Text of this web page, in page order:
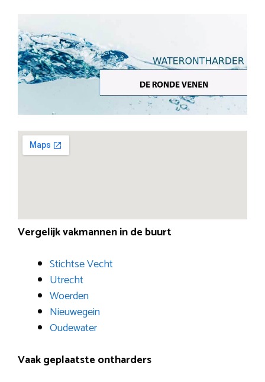
Vergelijk vakmannen in de buurt
Stichtse Vecht
Utrecht
Woerden
Nieuwegein
Oudewater
Vaak geplaatste ontharders